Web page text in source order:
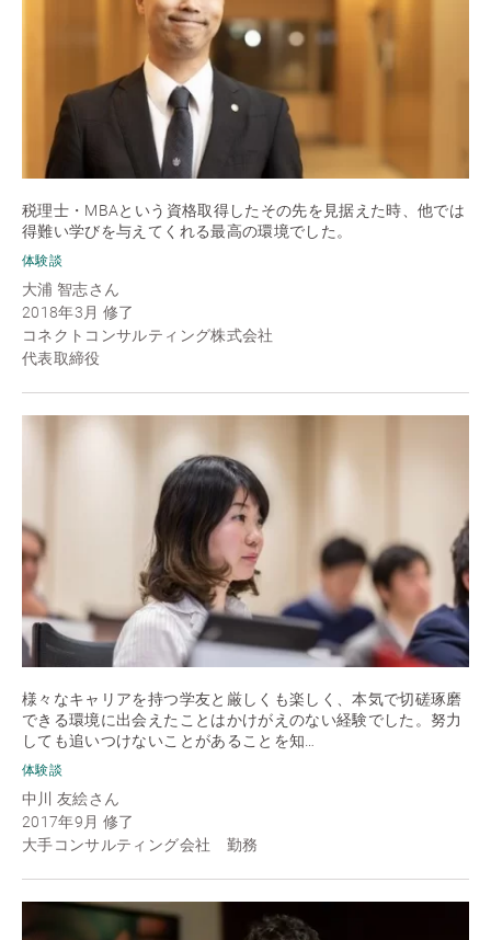
税理士・MBAという資格取得したその先を見据えた時、他では
得難い学びを与えてくれる最高の環境でした。
体験談
大浦 智志さん
2018年3月 修了
コネクトコンサルティング株式会社
代表取締役
様々なキャリアを持つ学友と厳しくも楽しく、本気で切磋琢磨
できる環境に出会えたことはかけがえのない経験でした。努力
しても追いつけないことがあることを知…
体験談
中川 友絵さん
2017年9月 修了
大手コンサルティング会社 勤務